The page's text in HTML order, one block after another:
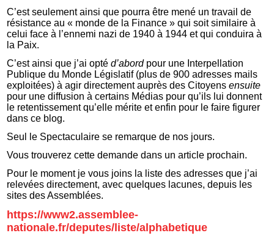
C’est seulement ainsi que pourra être mené un travail de
résistance au « monde de la Finance » qui soit similaire à
celui face à l’ennemi nazi de 1940 à 1944 et qui conduira à
la Paix.
C’est ainsi que j’ai optéd’abordpour une Interpellation
Publique du Monde Législatif (plus de 900 adresses mails
exploitées) à agir directement auprès des Citoyensensuite
pour une diffusion à certains Médias pour qu’ils lui donnent
le retentissement qu’elle mérite et enfin pour le faire figurer
dans ce blog.
Seul le Spectaculaire se remarque de nos jours.
Vous trouverez cette demande dans un article prochain.
Pour le moment je vous joins la liste des adresses que j’ai
relevées directement, avec quelques lacunes, depuis les
sites des Assemblées.
https://www2.assemblee-
nationale.fr/deputes/liste/alphabetique